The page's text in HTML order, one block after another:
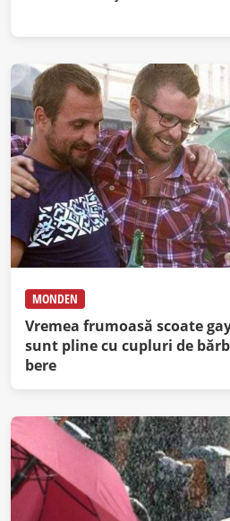
MONDEN
Vremea frumoasă scoate
sunt pline cu cupluri de
bere